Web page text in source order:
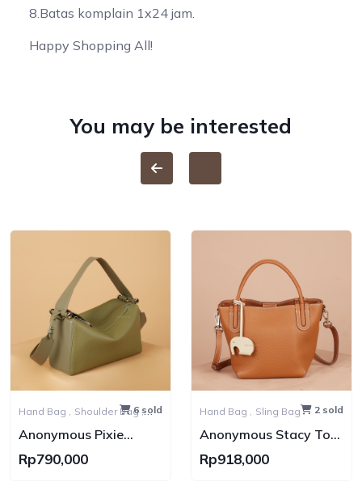
8.Batas komplain 1x24 jam.
Happy Shopping All!
You may be interested
6 sold
Shoulder Bag ,
Anonymous Pixie
Shoulder Bag Grained
Leather No Brand
Rp790,000
2 sold
Sling Bag
Anonymous Stacy Tote
Bag Grained Leather
No Brand
Rp918,000